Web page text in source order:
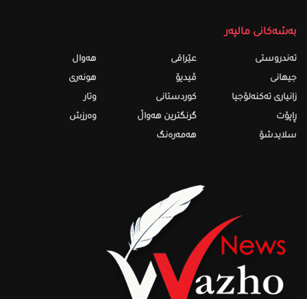
بەشەکانی مالپەر
تەندروستى
جیهانی
زانیاری تەکنەلۆجیا
ڕاپۆت
سلایدشۆ
عێراقی
ڤیدیۆ
کوردستانی
گرنگترین هەواڵ
هەمەرەنگ
هەواڵ
هونەری
وتار
وەرزش